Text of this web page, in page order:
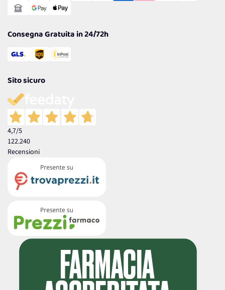
Consegna Gratuita in 24/72h
Sito sicuro
4,7/5
122.240
Recensioni